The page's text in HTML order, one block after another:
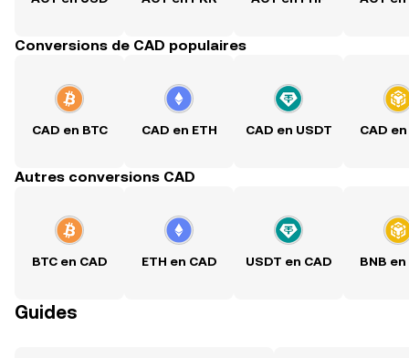
Conversions de CAD populaires
CAD en BTC CAD en ETH CAD en USDT CAD
Autres conversions CAD
BTC en CAD ETH en CAD USDT en CAD BNB en
Guides